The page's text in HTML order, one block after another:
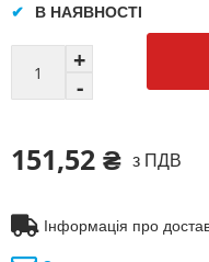
151,52 ₴ з ПДВ
В НАЯВНОСТІ
Інформація про